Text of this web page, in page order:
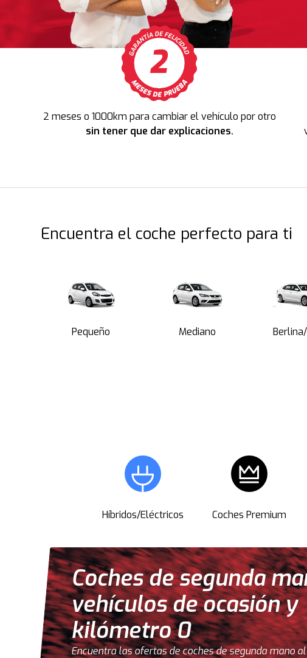
2 meses o 1000km para cambiar el vehículo por otro
sin tener que dar explicaciones.
Encuentra el coche perfecto para ti
Pequeño Mediano
Híbridos/Eléctricos Coches Premium
Coches de segunda
vehículos de ocasión y
kilómetro 0
Encuentra las ofertas de coches de segunda mano